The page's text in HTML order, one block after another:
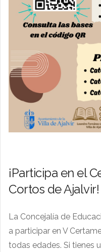
¡Participa en el
Cortos de Ajalvir!
La Concejalía de
a participar en V
todas edades. Si tienes